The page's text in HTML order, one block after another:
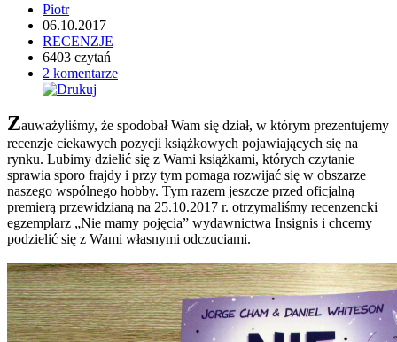
Piotr
06.10.2017
RECENZJE
6403 czytań
2 komentarze
Zauważyliśmy, że spodobał Wam się dział, w którym prezentujemy
recenzje ciekawych pozycji książkowych pojawiających się na
rynku. Lubimy dzielić się z Wami książkami, których czytanie
sprawia sporo frajdy i przy tym pomaga rozwijać się w obszarze
naszego wspólnego hobby. Tym razem jeszcze przed oficjalną
premierą przewidzianą na 25.10.2017 r. otrzymaliśmy recenzencki
egzemplarz „Nie mamy pojęcia” wydawnictwa Insignis i chcemy
podzielić się z Wami własnymi odczuciami.